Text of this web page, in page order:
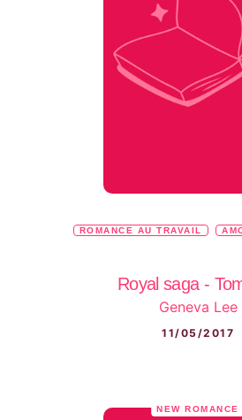
ROMANCE AU TRAVAIL
Royal saga -
Geneva Lee
11/05/2017
NEW ROMANCE